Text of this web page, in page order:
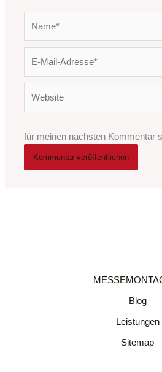
Adresse*
für meinen nächsten Kommentar
Blog
Leistungen
Sitemap